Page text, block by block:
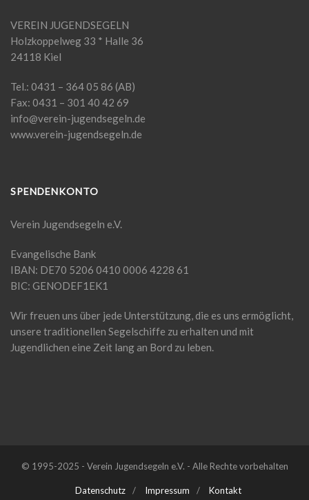
VEREIN JUGENDSEGELN
Holzkoppelweg 33 * Halle 36
24118 Kiel
Tel.: 0431 – 364 05 86 (AB)
Fax: 0431 – 301 40 42 69
info@verein-jugendsegeln.de
www.verein-jugendsegeln.de
SPENDENKONTO
Verein Jugendsegeln e.V.
Evangelische Bank
IBAN: DE70 5206 0410 0006 4228 61
BIC: GENODEF1EK1
Wir freuen uns über jede Unterstützung, die es uns ermöglicht,
unsere traditionellen Segelschiffe zu erhalten und mit
Jugendlichen eine Zeit lang an Bord zu leben.
© 1995-2025 - Verein Jugendsegeln e.V. - Alle Rechte vorbehalten
Datenschutz Impressum Kontakt